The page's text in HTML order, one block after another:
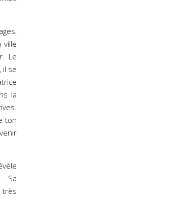
Le
il se
la
ton
Sa
très